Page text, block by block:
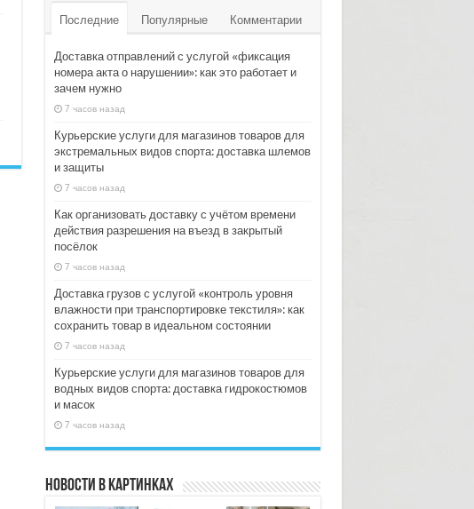
Последние Популярные Комментарии
Доставка отправлений с услугой «фиксация
номера акта о нарушении»: как это работает и
зачем нужно
7 часов назад
Курьерские услуги для магазинов товаров для
экстремальных видов спорта: доставка шлемов
и защиты
7 часов назад
Как организовать доставку с учётом времени
действия разрешения на въезд в закрытый
посёлок
7 часов назад
Доставка грузов с услугой «контроль уровня
влажности при транспортировке текстиля»: как
сохранить товар в идеальном состоянии
7 часов назад
Курьерские услуги для магазинов товаров для
водных видов спорта: доставка гидрокостюмов
и масок
7 часов назад
Новости в картинках